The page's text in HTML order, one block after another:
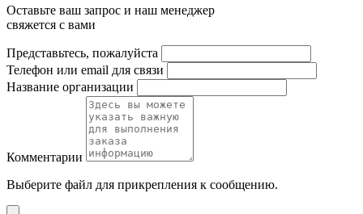
Оставьте ваш запрос и наш менеджер
свяжется с вами
Представьтесь, пожалуйста
Телефон или email для связи
Название организации
Комментарии
Выберите файл для прикрепления к сообщению.